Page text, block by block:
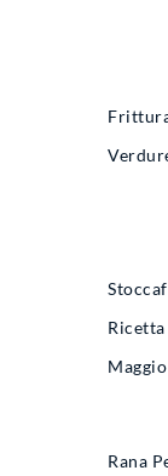
Maggio
Rana